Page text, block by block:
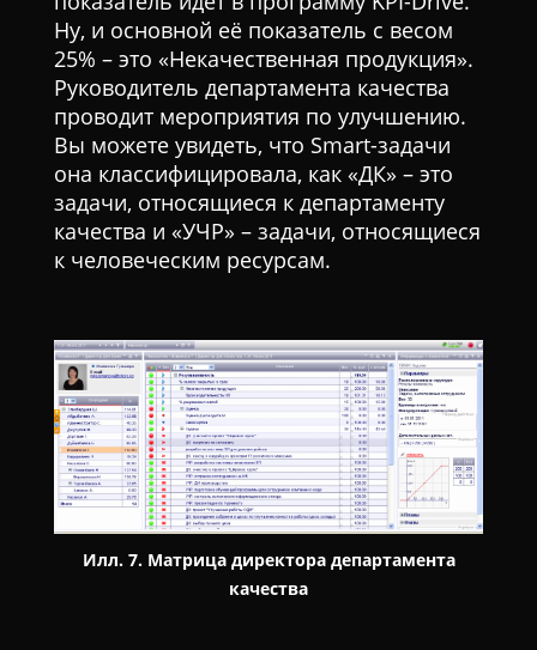
Ну, и основной её показатель с весом
25% – это «Некачественная продукция».
Руководитель департамента качества
проводит мероприятия по улучшению.
Вы можете увидеть, что Smart-задачи
она классифицировала, как «ДК» – это
задачи, относящиеся к департаменту
качества и «УЧР» – задачи, относящиеся
к человеческим ресурсам.
Илл. 7. Матрица директора департамента
качества